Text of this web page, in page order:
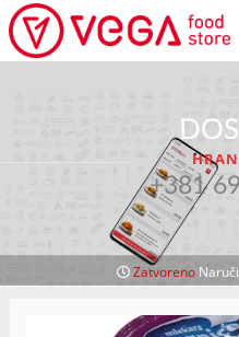
KORISNIČKI SERVIS
+381
Zatvoreno
VRATI SE NA JELOVNIK